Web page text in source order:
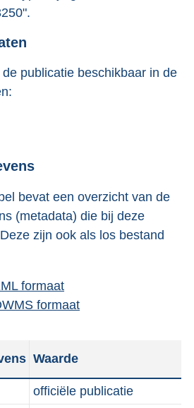
publicatie beschikbaar in de
bevat een overzicht van de
(metadata) die bij deze
zijn ook als los bestand
formaat
e
a
n
d
formaat
a
n
Waarde
officiële publicatie